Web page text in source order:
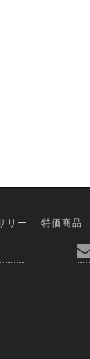
リー 特価商品